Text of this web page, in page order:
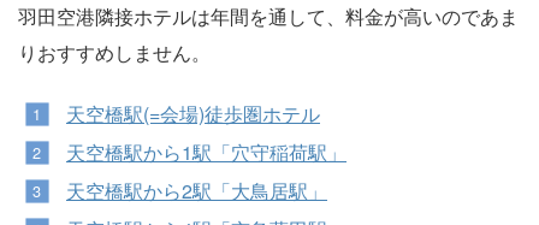
羽田空港隣接ホテルは年間を通して、料金が高いのであま
りおすすめしません。
天空橋駅(=会場)徒歩圏ホテル
天空橋駅から1駅「穴守稲荷駅」
天空橋駅から2駅「大鳥居駅」